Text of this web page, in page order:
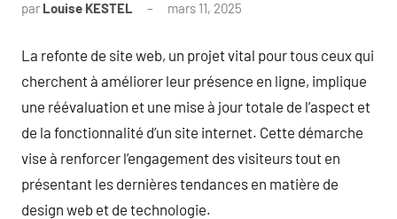
par Louise KESTEL mars 11, 2025
La refonte de site web, un projet vital pour tous ceux qui
cherchent à améliorer leur présence en ligne, implique
une réévaluation et une mise à jour totale de l’aspect et
de la fonctionnalité d’un site internet. Cette démarche
vise à renforcer l’engagement des visiteurs tout en
présentant les dernières tendances en matière de
design web et de technologie.